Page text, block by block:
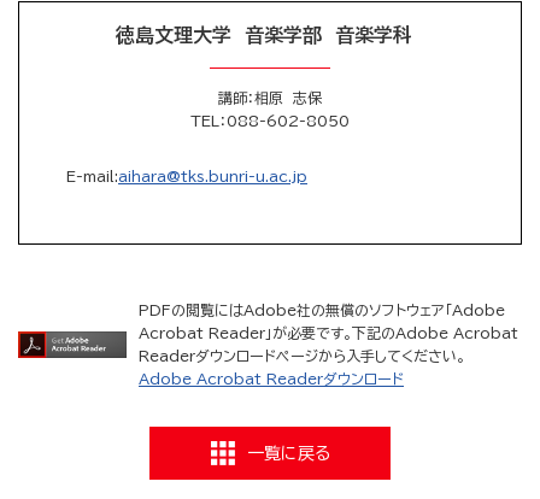
徳島文理大学 音楽学部 音楽学科
講師：相原 志保
TEL ：088-602-8050
E-mail:aihara@tks.bunri-u.ac.jp
PDFの閲覧にはAdobe社の無償のソフトウェア「Adobe
Acrobat Reader」が必要です。下記のAdobe Acrobat
Readerダウンロードページから入手してください。
Adobe Acrobat Readerダウンロード
一覧に戻る